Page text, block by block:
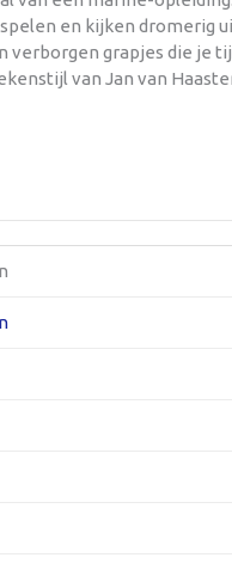
en kijken dromerig
verborgen grapjes die je
van Jan van